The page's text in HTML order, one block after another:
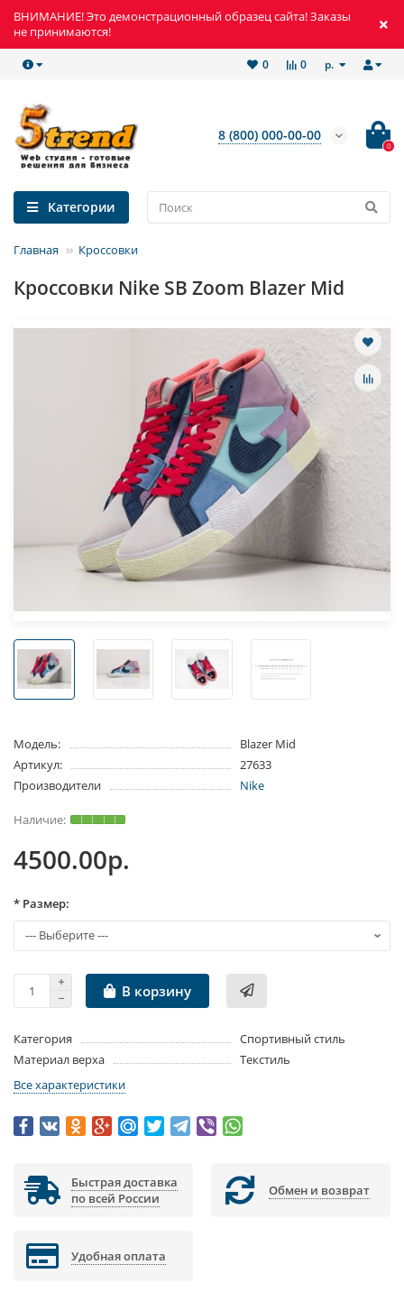
ВНИМАНИЕ! Это демонстрационный образец сайта! Заказы
не принимаются!
р.
0
0
8 (800) 000-00-00
0
Категории
Главная Кроссовки
Кроссовки Nike SB Zoom Blazer Mid
Модель:
Blazer Mid
Артикул:
27633
Производители
Nike
4500.00р.
* Размер:
В корзину
Категория
Спортивный стиль
Материал верха
Текстиль
Все характеристики
Быстрая доставка
по всей России
Обмен и возврат
Удобная оплата